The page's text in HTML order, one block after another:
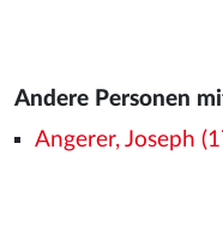
Andere Personen
Angerer, Joseph